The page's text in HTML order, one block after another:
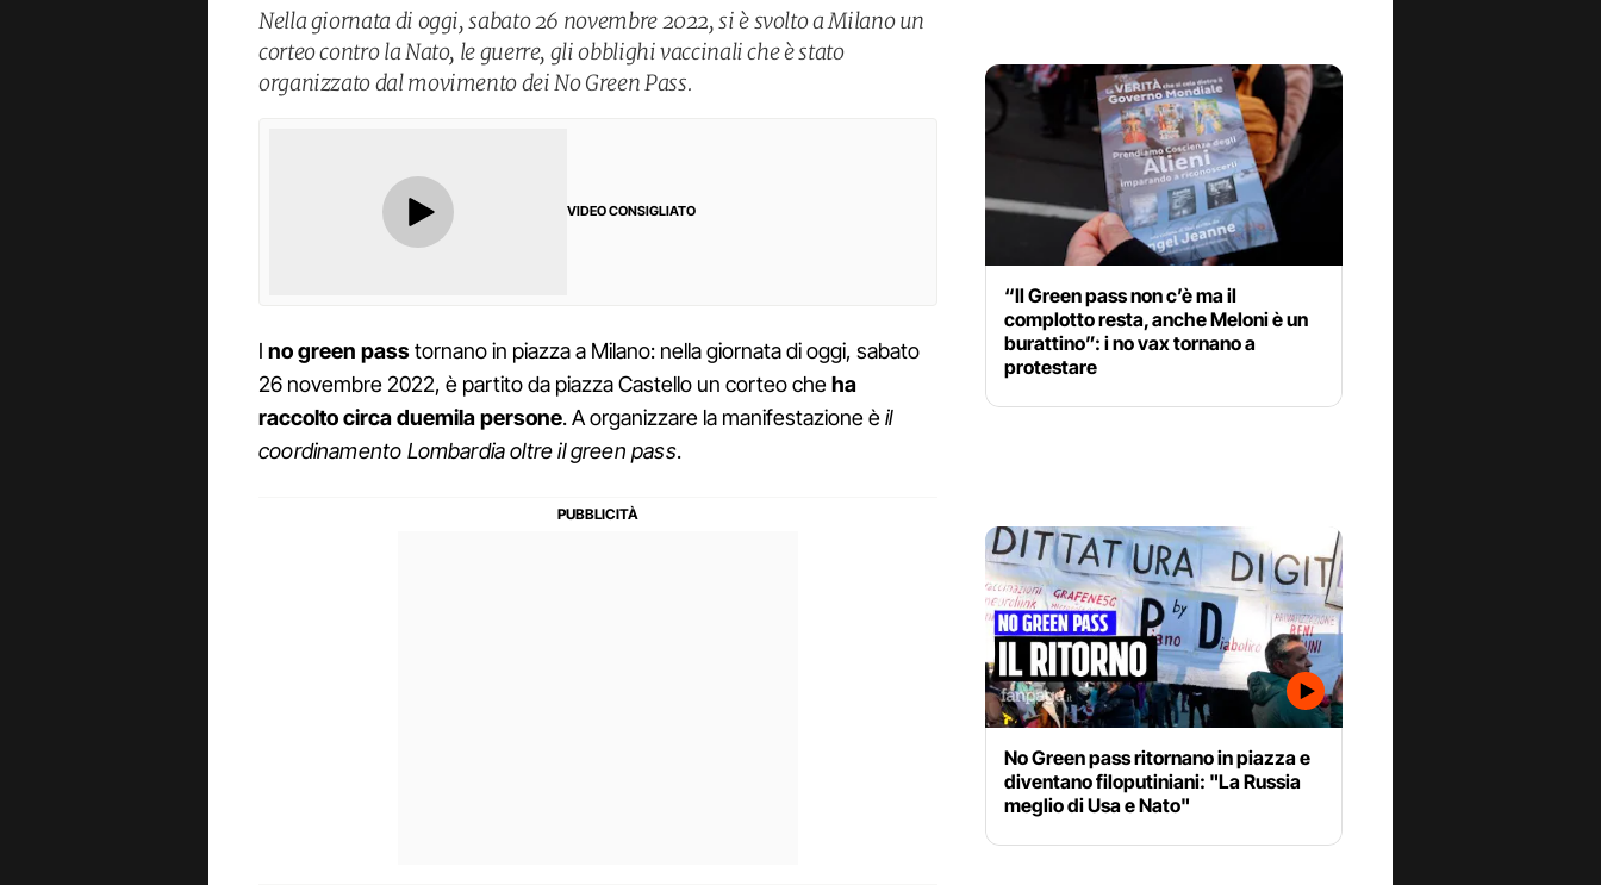
Nella giornata di oggi, sabato 26 novembre 2022, si è svolto a Milano un
corteo contro la Nato, le guerre, gli obblighi vaccinali che è stato
organizzato dal movimento dei No Green Pass.
VIDEO CONSIGLIATO
I no green passtornano in piazza a Milano: nella giornata di oggi, sabato
26 novembre 2022, è partito da piazza Castello un corteo cheha
raccolto circa duemila persone. A organizzare la manifestazione èil
coordinamento Lombardia oltre il green pass.
“Il Green pass non c’è ma il
complotto resta, anche Meloni è un
burattino”: i no vax tornano a
protestare
No Green pass ritornano in piazza e
diventano filoputiniani: "La Russia
meglio di Usa e Nato"